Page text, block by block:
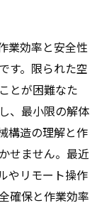
業効率と安全性
す。限られた空
とが困難なた
、最小限の解体
構造の理解と作
せません。最近
やリモート操作
確保と作業効率